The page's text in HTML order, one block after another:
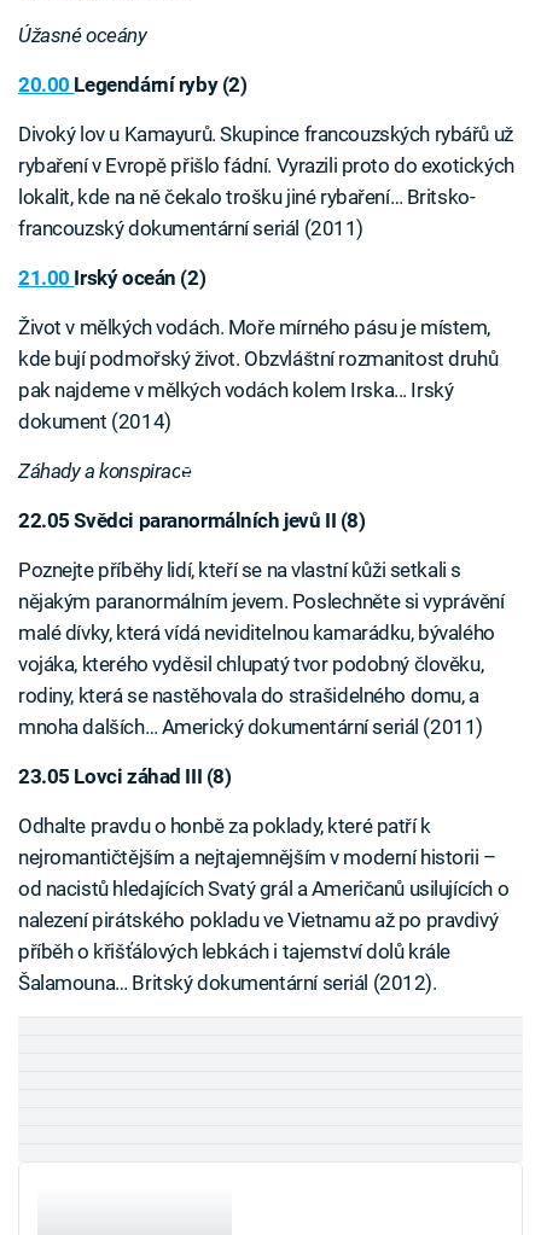
Úžasné oceány
20.00 Legendární ryby (2)
Divoký lov u Kamayurů. Skupince francouzských rybářů už
rybaření v Evropě přišlo fádní. Vyrazili proto do exotických
lokalit, kde na ně čekalo trošku jiné rybaření… Britsko-
francouzský dokumentární seriál (2011)
21.00 Irský oceán (2)
Život v mělkých vodách. Moře mírného pásu je místem,
kde bují podmořský život. Obzvláštní rozmanitost druhů
pak najdeme v mělkých vodách kolem Irska... Irský
dokument (2014)
Failed to fetch
Záhady a konspirace
22.05 Svědci paranormálních jevů II (8)
Poznejte příběhy lidí, kteří se na vlastní kůži setkali s
nějakým paranormálním jevem. Poslechněte si vyprávění
malé dívky, která vídá neviditelnou kamarádku, bývalého
vojáka, kterého vyděsil chlupatý tvor podobný člověku,
rodiny, která se nastěhovala do strašidelného domu, a
mnoha dalších… Americký dokumentární seriál (2011)
23.05 Lovci záhad III (8)
Odhalte pravdu o honbě za poklady, které patří k
nejromantičtějším a nejtajemnějším v moderní historii –
od nacistů hledajících Svatý grál a Američanů usilujících o
nalezení pirátského pokladu ve Vietnamu až po pravdivý
příběh o křišťálových lebkách i tajemství dolů krále
Šalamouna… Britský dokumentární seriál (2012).